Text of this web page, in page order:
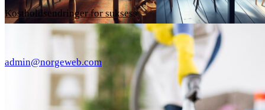
Kostholdsendringer for suksess
admin@norgeweb.com